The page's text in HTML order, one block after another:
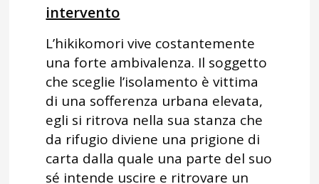
intervento
L’hikikomori vive costantemente
una forte ambivalenza. Il soggetto
che sceglie l’isolamento è vittima
di una sofferenza urbana elevata,
egli si ritrova nella sua stanza che
da rifugio diviene una prigione di
carta dalla quale una parte del suo
sé intende uscire e ritrovare un